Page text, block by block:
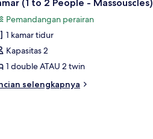
(1 to 2 People - Massouscles)
Pemandangan perairan
1 kamar tidur
Kapasitas 2
1 double ATAU 2 twin
selengkapnya